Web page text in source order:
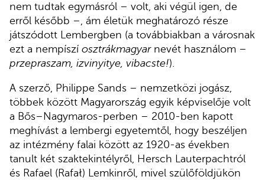
nem tudtak egymásról – volt, aki végül igen, de
erről később –, ám életük meghatározó része
játszódott Lembergben (a továbbiakban a városnak
ezt a nempíszí osztrákmagyarnevét használom –
przepraszam, izvinyitye, vibacste!).
A szerző, Philippe Sands – nemzetközi jogász,
többek között Magyarország egyik képviselője volt
a Bős–Nagymaros-perben – 2010-ben kapott
meghívást a lembergi egyetemtől, hogy beszéljen
az intézmény falai között az 1920-as években
tanult két szaktekintélyről, Hersch Lauterpachtról
és Rafael (Rafał) Lemkinről, mivel szülőföldjükön